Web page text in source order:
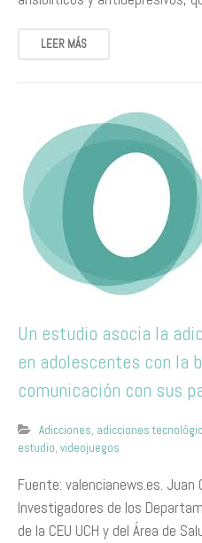
LEER MÁS
Un estudio asocia la
en adolescentes con la
comunicación con sus
Adicciones, adicciones
estudio, videojuegos
Fuente: valencianews.es. Juan
Investigadores de los
de la CEU UCH y del Área de